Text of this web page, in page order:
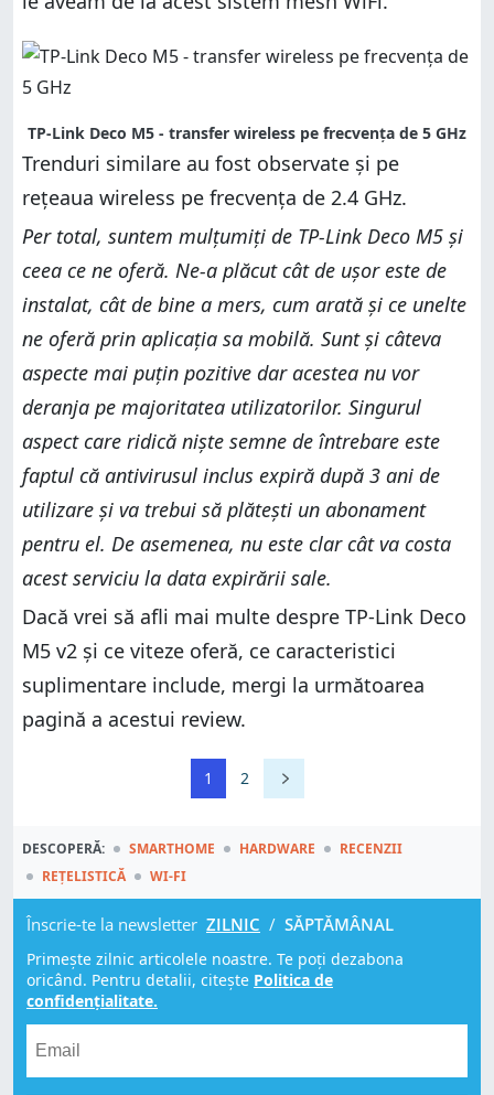
TP-Link Deco M5 - transfer wireless pe frecvența de 5 GHz
Trenduri similare au fost observate și pe
rețeaua wireless pe frecvența de 2.4 GHz.
Per total, suntem mulțumiți de TP-Link Deco M5 și
ceea ce ne oferă. Ne-a plăcut cât de ușor este de
instalat, cât de bine a mers, cum arată și ce unelte
ne oferă prin aplicația sa mobilă. Sunt și câteva
aspecte mai puțin pozitive dar acestea nu vor
deranja pe majoritatea utilizatorilor. Singurul
aspect care ridică niște semne de întrebare este
faptul că antivirusul inclus expiră după 3 ani de
utilizare și va trebui să plătești un abonament
pentru el. De asemenea, nu este clar cât va costa
acest serviciu la data expirării sale.
Dacă vrei să afli mai multe despre TP-Link Deco
M5 v2 și ce viteze oferă, ce caracteristici
suplimentare include, mergi la următoarea
pagină a acestui review.
1 2
DESCOPERĂ: SMARTHOME HARDWARE
RECENZII
REȚELISTICĂ
WI-FI
Înscrie-te la newsletter ZILNIC / SĂPTĂMÂNAL
Primește zilnic articolele noastre. Te poți dezabona
oricând. Pentru detalii, citește Politica de
confidențialitate.